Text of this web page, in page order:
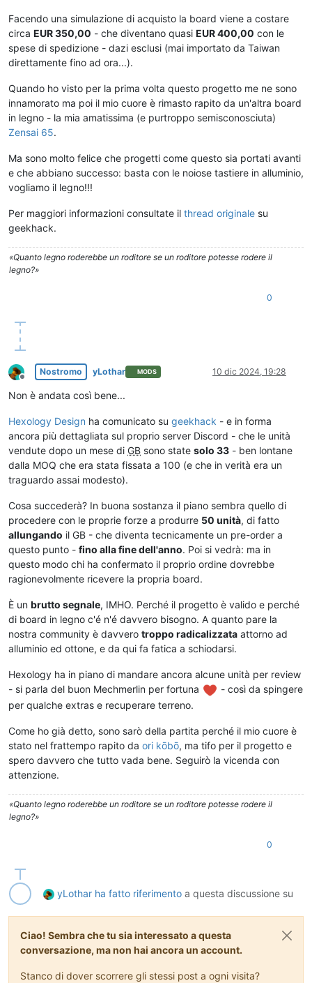
Facendo una simulazione di acquisto la board viene a costare
circa EUR 350,00 - che diventano quasi EUR 400,00 con le
spese di spedizione - dazi esclusi (mai importato da Taiwan
direttamente fino ad ora...).
Quando ho visto per la prima volta questo progetto me ne sono
innamorato ma poi il mio cuore è rimasto rapito da un'altra board
in legno - la mia amatissima (e purtroppo semisconosciuta)
Zensai 65.
Ma sono molto felice che progetti come questo sia portati avanti
e che abbiano successo: basta con le noiose tastiere in alluminio,
vogliamo il legno!!!
Per maggiori informazioni consultate il thread originale su
geekhack.
«Quanto legno roderebbe un roditore se un roditore potesse rodere il
legno?»
0
Non in linea
Nostromo yLothar MODS 10 dic 2024, 19:28
Non è andata così bene...
Hexology Design ha comunicato su geekhack - e in forma
ancora più dettagliata sul proprio server Discord - che le unità
vendute dopo un mese di GB sono state solo 33 - ben lontane
dalla MOQ che era stata fissata a 100 (e che in verità era un
traguardo assai modesto).
Cosa succederà? In buona sostanza il piano sembra quello di
procedere con le proprie forze a produrre 50 unità, di fatto
allungando il GB - che diventa tecnicamente un pre-order a
questo punto - fino alla fine dell'anno. Poi si vedrà: ma in
questo modo chi ha confermato il proprio ordine dovrebbe
ragionevolmente ricevere la propria board.
È un brutto segnale, IMHO. Perché il progetto è valido e perché
di board in legno c'é n'é davvero bisogno. A quanto pare la
nostra community è davvero troppo radicalizzata attorno ad
alluminio ed ottone, e da qui fa fatica a schiodarsi.
Hexology ha in piano di mandare ancora alcune unità per review
- si parla del buon Mechmerlin per fortuna
- così da spingere
per qualche extras e recuperare terreno.
Come ho già detto, sono sarò della partita perché il mio cuore è
stato nel frattempo rapito da ori kōbō, ma tifo per il progetto e
spero davvero che tutto vada bene. Seguirò la vicenda con
attenzione.
«Quanto legno roderebbe un roditore se un roditore potesse rodere il
legno?»
0
yLothar ha fatto riferimento a questa discussione su
Ciao! Sembra che tu sia interessato a questa
conversazione, ma non hai ancora un account.
Stanco di dover scorrere gli stessi post a ogni visita?